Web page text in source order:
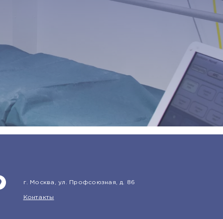
г. Москва, ул. Профсоюзная, д. 86
Контакты